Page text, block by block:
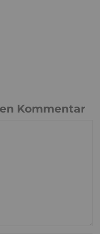
Kommentar